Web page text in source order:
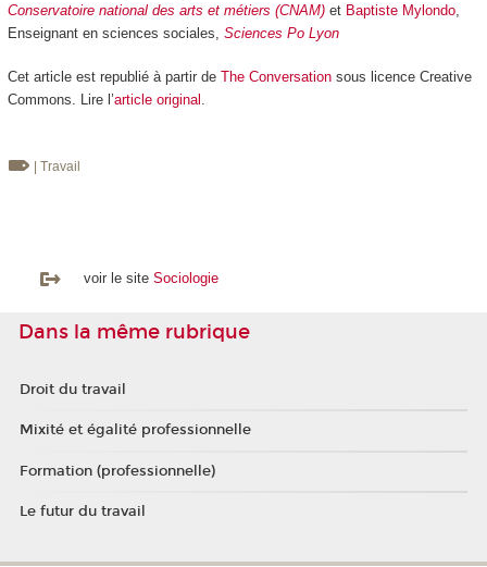
Conservatoire national des arts et métiers (CNAM)et Baptiste Mylondo,
Enseignant en sciences sociales, Sciences Po Lyon
Cet article est republié à partir de The Conversationsous licence Creative
Commons. Lire l’article original .
| Travail
voir le site Sociologie
Dans la même rubrique
Droit du travail
Mixité et égalité professionnelle
Formation (professionnelle)
Le futur du travail